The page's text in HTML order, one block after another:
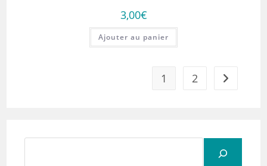
3,00€
Ajouter au panier
1 2